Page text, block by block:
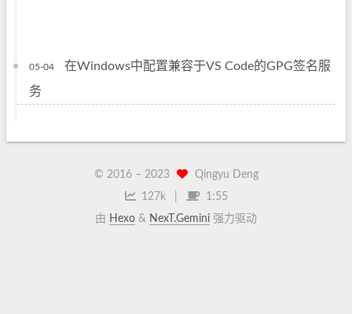
05-04
在Windows中配置兼容于VS Code的GPG签名服
务
© 2016 – 2023
Qingyu Deng
127k
1:55
由 Hexo & NexT.Gemini 强力驱动